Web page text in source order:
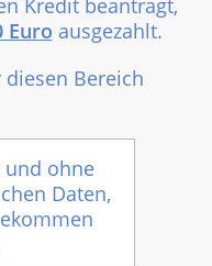
Euro ausgezahlt.
Bereich
und ohne
Daten,